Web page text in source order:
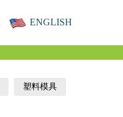
ENGLISH
塑料模具